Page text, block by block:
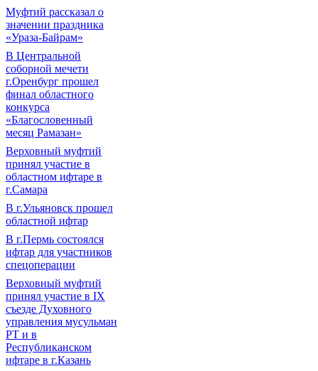
Муфтий рассказал о
значении праздника
«Ураза-Байрам»
В Центральной
соборной мечети
г.Оренбург прошел
финал областного
конкурса
«Благословенный
месяц Рамазан»
Верховный муфтий
принял участие в
областном ифтаре в
г.Самара
В г.Ульяновск прошел
областной ифтар
В г.Пермь состоялся
ифтар для участников
спецоперации
Верховный муфтий
принял участие в IХ
съезде Духовного
управления мусульман
РТ и в
Республиканском
ифтаре в г.Казань